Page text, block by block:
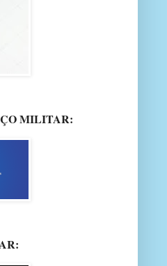
MILITAR: